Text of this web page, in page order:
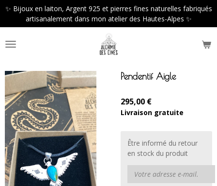
Passer
contenu
principal
✨ Bijoux en laiton, Argent 925 et pierres fines naturelles fabriqués
artisanalement dans mon atelier des Hautes-Alpes ✨
Pendentif Aigle
295,00 €
Livraison gratuite
Être informé du retour
en stock du produit